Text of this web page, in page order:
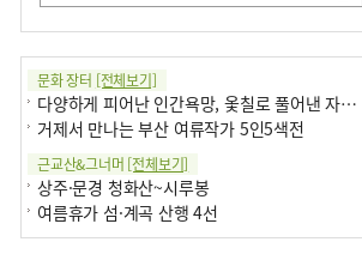
7
부산 주유소 휘발유 평균가 ℓ당 1849원…
전주보다 3원 ↓
8
[속보] ‘심판 성접대’ 논란 축구협회 공식
사과…“현재는 부적절 행위 없어”
9
서울 중랑구서 흉기 난동…60대 남성 2명
사망
10 "올해 코스피 사이드카 43회 중 25회는 삼
전닉스 ETF 이후 발생"
문화 장터 [전체보기]
다양하게 피어난 인간욕망, 옻칠로 풀어낸 자연의 이치
거제서 만나는 부산 여류작가 5인5색전
근교산&그너머 [전체보기]
상주·문경 청화산~시루봉
여름휴가 섬·계곡 산행 4선